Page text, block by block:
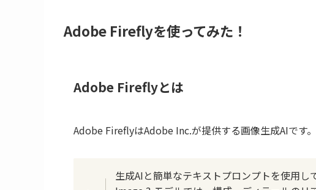
Adobe Fireflyを使ってみた！
Adobe Fireflyとは
Adobe FireflyはAdobe Inc.が提供する画像生成AIです。
生成AIと簡単なテキストプロンプトを使用